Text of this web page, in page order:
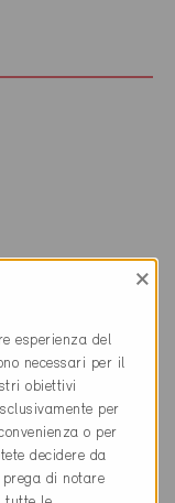
TicinoEnergia
×
esperienza del
necessari per il
obiettivi
per
o per
decidere da
di notare